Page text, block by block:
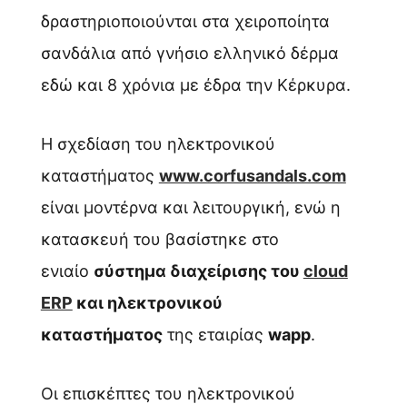
δραστηριοποιούνται στα χειροποίητα
σανδάλια από γνήσιο ελληνικό δέρμα
εδώ και 8 χρόνια με έδρα την Κέρκυρα.
Η σχεδίαση του ηλεκτρονικού
καταστήματος www.corfusandals.com
είναι μοντέρνα και λειτουργική, ενώ η
κατασκευή του βασίστηκε στο
ενιαίο σύστημα διαχείρισης του cloud
ERP και ηλεκτρονικού
καταστήματοςτης εταιρίας wapp.
Οι επισκέπτες του ηλεκτρονικού